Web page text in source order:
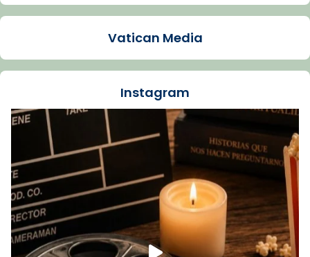
Arquebisbat de Barcelona
La Carmina va patir depressió. Fa gairebé
dos mesos, a l'Estadi Lluís Companys, la
Recupera l'entrevista comp
Vatican
tican News 👇
www.vaticannews.va/es/iglesia/news/2026-
07/carmina-historia-depresion-papa-viaje-
espana-testimoni...
Foto
View on Facebook · Share
Vatican Media
Instagram